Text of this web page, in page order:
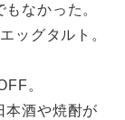
なかった。
ッグタルト。
。
本酒や焼酎が